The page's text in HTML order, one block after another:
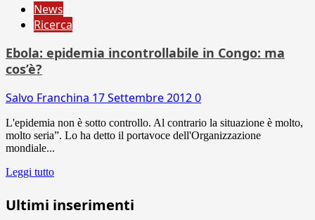
News
Ricerca
Ebola: epidemia incontrollabile in Congo: ma
cos’è?
Salvo Franchina 17 Settembre 20120
L'epidemia non è sotto controllo. Al contrario la situazione è molto,
molto seria”. Lo ha detto il portavoce dell'Organizzazione
mondiale...
Leggi tutto
Ultimi inserimenti